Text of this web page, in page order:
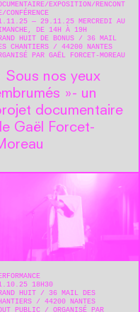
EXPOSITION
RENCONT
CONFÉRENCE
— 29.11.25 MERCREDI AU
DE 14H À 19H
HUIT DE BONUS
36 MAIL
CHANTIERS
44200 NANTES
PAR GAËL FORCET-MOREAU
Sous nos yeux
»- un
documentaire
Gaël Forcet-
18H30
HUIT
36 MAIL DES
44200 NANTES